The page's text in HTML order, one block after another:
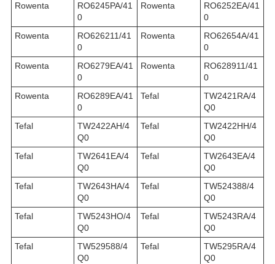
Rowenta
RO6245PA/41
0
Rowenta
RO6252EA/41
0
Rowenta
RO626211/41
0
Rowenta
RO62654A/41
0
Rowenta
RO6279EA/41
0
Rowenta
RO628911/41
0
Rowenta
RO6289EA/41
0
Tefal
TW2421RA/4
Q0
Tefal
TW2422AH/4
Q0
Tefal
TW2422HH/4
Q0
Tefal
TW2641EA/4
Q0
Tefal
TW2643EA/4
Q0
Tefal
TW2643HA/4
Q0
Tefal
TW524388/4
Q0
Tefal
TW5243HO/4
Q0
Tefal
TW5243RA/4
Q0
Tefal
TW529588/4
Q0
Tefal
TW5295RA/4
Q0